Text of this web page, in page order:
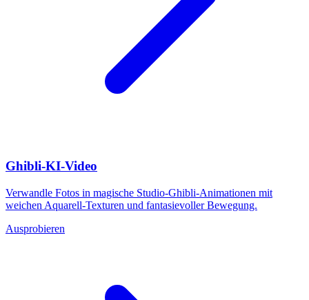
Ghibli-KI-Video
Verwandle Fotos in magische Studio-Ghibli-Animationen mit
weichen Aquarell-Texturen und fantasievoller Bewegung.
Ausprobieren